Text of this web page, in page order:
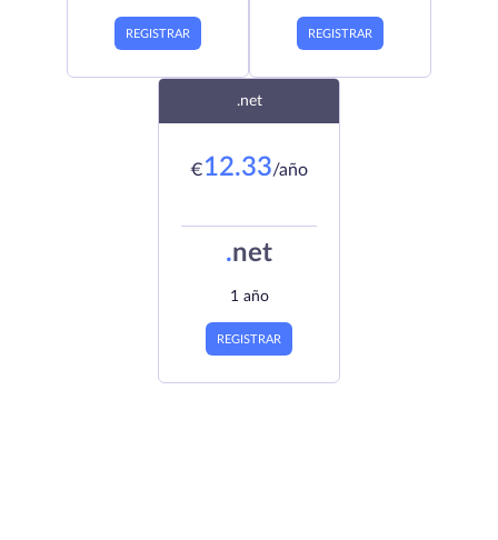
REGISTRAR REGISTRAR
.net
€12.33/año
.net
1 año
REGISTRAR